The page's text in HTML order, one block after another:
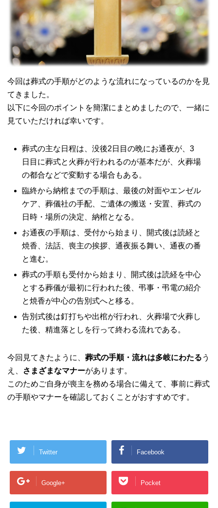
今回は葬式の手順がどのような流れになっているのかを見
てきました。
以下に今回のポイントを簡潔にまとめましたので、一緒に
見ていただければ幸いです。
葬式の主な日程は、没後2日目の晩にお通夜が、3
日目に葬式と火葬が行われるのが基本だが、火葬場
の都合などで変動する場合もある。
臨終から納棺までの手順は、最後の対面やエンゼル
ケア、葬儀社の手配、ご遺体の搬送・安置、葬式の
日時・場所の決定、納棺となる。
お通夜の手順は、受付から始まり、開式後は読経と
焼香、法話、喪主の挨拶、通夜振る舞い、通夜の番
と進む。
葬式の手順も受付から始まり、開式後は読経を中心
とする葬儀が最初に行われた後、弔事・弔電の紹介
と焼香が中心の告別式へと移る。
告別式後は釘打ちや出棺が行われ、火葬場で火葬し
た後、精進落としを行って終わる流れである。
今回見てきたように、 葬式の手順・流れは多岐にわたる う
え、
さまざまなマナーがあります。
このためご自身が喪主を務める場合に備えて、事前に葬式
の手順やマナーを確認しておくことがおすすめです。
Twitter Facebook
Google+ Pocket